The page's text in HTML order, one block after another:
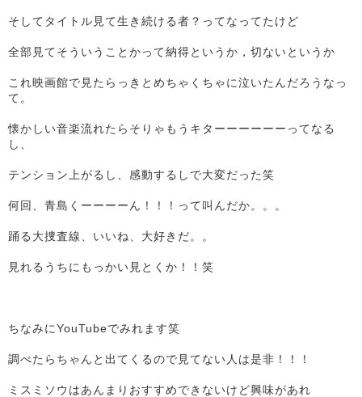
そしてタイトル見て生き続ける者？ってなってたけど
全部見てそういうことかって納得というか，切ないというか
これ映画館で見たらっきとめちゃくちゃに泣いたんだろうなっ
て。
懐かしい音楽流れたらそりゃもうキターーーーーーってなる
し、
テンション上がるし、感動するしで大変だった笑
何回、青島くーーーーん！！！って叫んだか。。。
踊る大捜査線、いいね、大好きだ。。
見れるうちにもっかい見とくか！！笑
ちなみにYouTubeでみれます笑
調べたらちゃんと出てくるので見てない人は是非！！！
ミスミソウはあんまりおすすめできないけど興味があれ